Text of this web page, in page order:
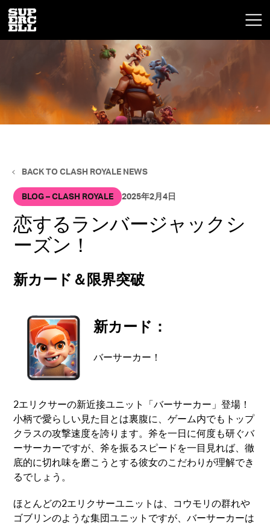
BACK TO CLASH ROYALE NEWS
BLOG – CLASH ROYALE 2025年2月4日
恋するランバージャックシ
ーズン！
新カード＆限界突破
新カード：
バーサーカー！
2エリクサーの新近接ユニット「バーサーカー」登場！
小柄で愛らしい見た目とは裏腹に、ゲーム内でもトップ
クラスの攻撃速度を誇ります。斧を一日に何度も研ぐバ
ーサーカーですが、斧を振るスピードを一目見れば、徹
底的に切れ味を磨こうとする彼女のこだわりが理解でき
るでしょう。
ほとんどの2エリクサーユニットは、コウモリの群れや
ゴブリンのような集団ユニットですが、バーサーカーは